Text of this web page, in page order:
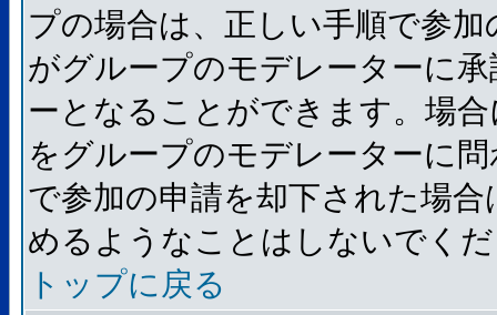
プの場合は、正しい手順で参
がグループのモデレーターに
ーとなることができます。場
をグループのモデレーターに
で参加の申請を却下された場
めるようなことはしないでく
トップに戻る